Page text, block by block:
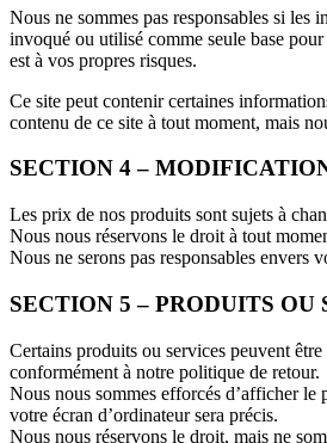
Nous ne sommes pas responsables si
invoqué ou utilisé comme seule base
est à vos propres risques.
Ce site peut contenir certaines
contenu de ce site à tout moment, mais
SECTION 4 –
Les prix de nos produits sont sujets à
Nous nous réservons le droit à tout
Nous ne serons pas responsables
SECTION 5 – PRODUITS OU
Certains produits ou services peuvent
conformément à notre politique de retour.
Nous nous sommes efforcés d’afficher le
votre écran d’ordinateur sera précis.
Nous nous réservons le droit, mais ne